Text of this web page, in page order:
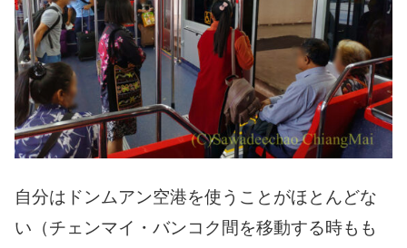
自分はドンムアン空港を使うことがほとんどな
い（チェンマイ・バンコク間を移動する時もも